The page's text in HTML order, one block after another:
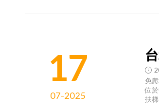
17
07-2025
免
位
扶